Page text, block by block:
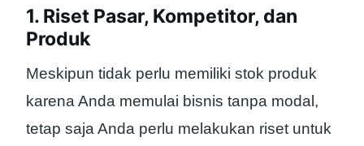
1. Riset Pasar, Kompetitor, dan
Produk
Meskipun tidak perlu memiliki stok produk
karena Anda memulai bisnis tanpa modal,
tetap saja Anda perlu melakukan riset untuk